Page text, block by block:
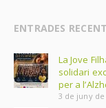
ENTRADES
La Jove
solidari
per a
3 de juny de